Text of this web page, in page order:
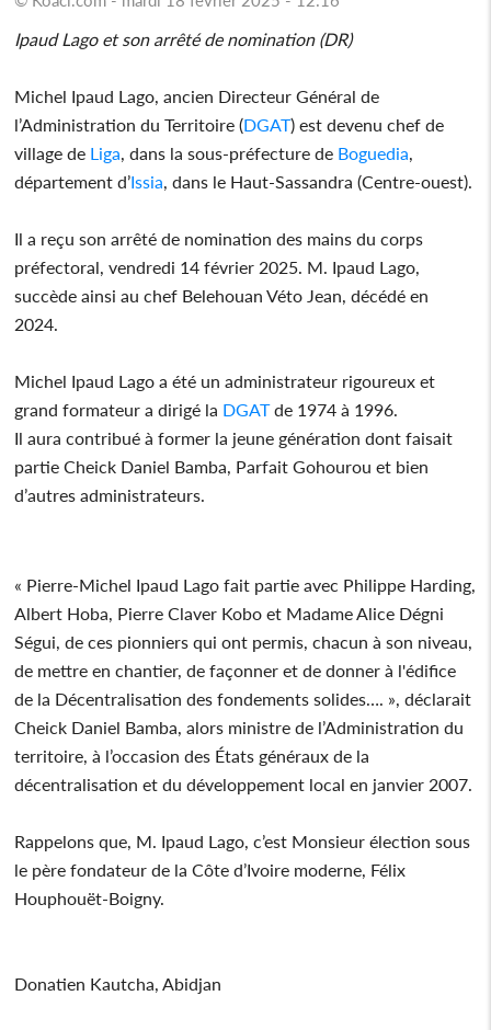
Ipaud Lago et son arrêté de nomination (DR)
Michel Ipaud Lago, ancien Directeur Général de
l’Administration du Territoire (DGAT) est devenu chef de
village de Liga , dans la sous-préfecture de Boguedia
département d’Issia , dans le Haut-Sassandra (Centre-ouest).
Il a reçu son arrêté de nomination des mains du corps
préfectoral, vendredi 14 février 2025. M. Ipaud Lago,
succède ainsi au chef Belehouan Véto Jean, décédé en
2024.
Michel Ipaud Lago a été un administrateur rigoureux et
grand formateur a dirigé la DGATde 1974 à 1996.
Il aura contribué à former la jeune génération dont faisait
partie Cheick Daniel Bamba, Parfait Gohourou et bien
d’autres administrateurs.
« Pierre-Michel Ipaud Lago fait partie avec Philippe Harding,
Albert Hoba, Pierre Claver Kobo et Madame Alice Dégni
Ségui, de ces pionniers qui ont permis, chacun à son niveau,
de mettre en chantier, de façonner et de donner à l'édifice
de la Décentralisation des fondements solides…. », déclarait
Cheick Daniel Bamba, alors ministre de l’Administration du
territoire, à l’occasion des États généraux de la
décentralisation et du développement local en janvier 2007.
Rappelons que, M. Ipaud Lago, c’est Monsieur élection sous
le père fondateur de la Côte d’Ivoire moderne, Félix
Houphouët-Boigny.
Donatien Kautcha, Abidjan